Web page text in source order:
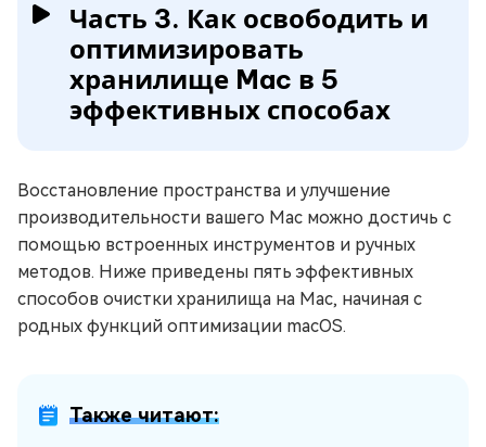
Часть 3. Как освободить и
оптимизировать
хранилище Mac в 5
эффективных способах
Восстановление пространства и улучшение
производительности вашего Mac можно достичь с
помощью встроенных инструментов и ручных
методов. Ниже приведены пять эффективных
способов очистки хранилища на Mac, начиная с
родных функций оптимизации macOS.
Также читают: